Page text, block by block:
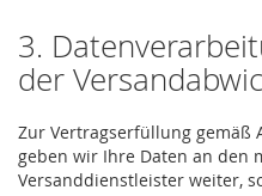
3.
der
Zur Vertragserfüllung gemäß
geben wir Ihre Daten an den
Versanddienstleister weiter,